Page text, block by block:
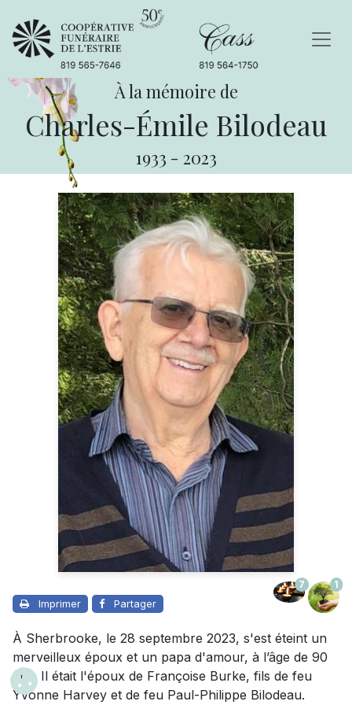
À la mémoire de
Charles-Émile Bilodeau
1933 - 2023
Imprimer Partager
7 1
À Sherbrooke, le 28 septembre 2023, s'est éteint un
merveilleux époux et un papa d'amour, à l’âge de 90
ans. Il était l'époux de Françoise Burke, fils de feu
Yvonne Harvey et de feu Paul-Philippe Bilodeau.